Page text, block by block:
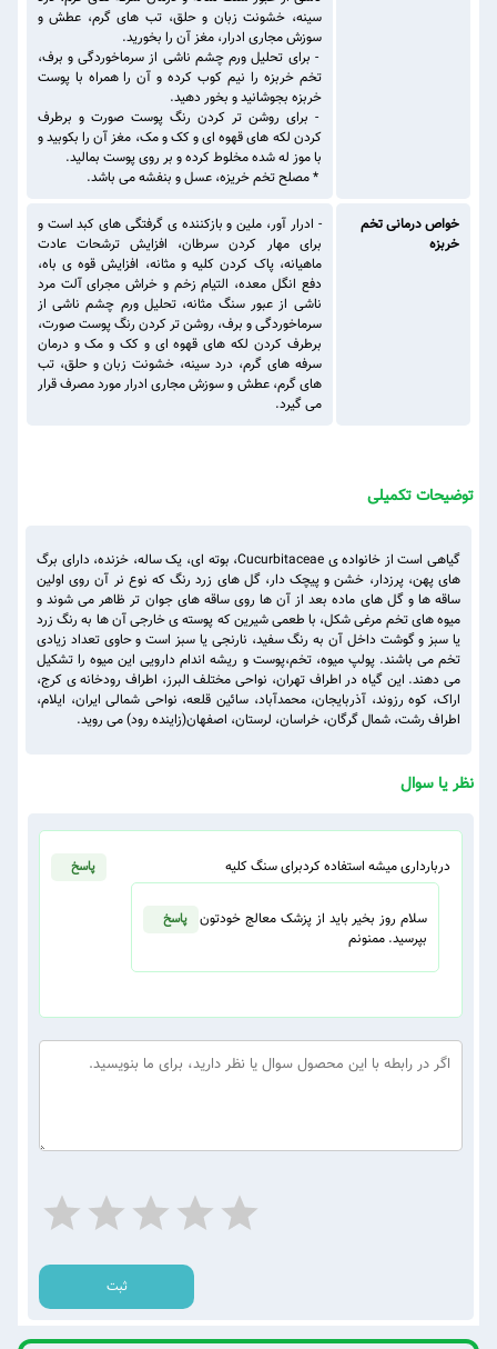
سینه، خشونت زبان و حلق، تب های گرم، عطش و
سوزش مجاری ادرار، مغز آن را بخورید.
- برای تحلیل ورم چشم ناشی از سرماخوردگی و برف،
تخم خربزه را نیم کوب کرده و آن را همراه با پوست
خربزه بجوشانید و بخور دهید.
- برای روشن تر کردن رنگ پوست صورت و برطرف
کردن لکه های قهوه ای و کک و مک، مغز آن را بکوبید و
با موز له شده مخلوط کرده و بر روی پوست بمالید.
* مصلح تخم خریزه، عسل و بنفشه می باشد.
خواص درمانی تخم
خربزه
- ادرار آور، ملین و بازکننده ی گرفتگی های کبد است و
برای مهار کردن سرطان، افزایش ترشحات عادت
ماهیانه، پاک کردن کلیه و مثانه، افزایش قوه ی باه،
دفع انگل معده، التیام زخم و خراش مجرای آلت مرد
ناشی از عبور سنگ مثانه، تحلیل ورم چشم ناشی از
سرماخوردگی و برف، روشن تر کردن رنگ پوست صورت،
برطرف کردن لکه های قهوه ای و کک و مک و درمان
سرفه های گرم، درد سینه، خشونت زبان و حلق، تب
های گرم، عطش و سوزش مجاری ادرار مورد مصرف قرار
می گیرد.
توضیحات تکمیلی
گیاهی است از خانواده ی Cucurbitaceae، بوته ای، یک ساله، خزنده، دارای برگ
های پهن، پرزدار، خشن و پیچک دار، گل های زرد رنگ که نوع نر آن روی اولین
ساقه ها و گل های ماده بعد از آن ها روی ساقه های جوان تر ظاهر می شوند و
میوه های تخم مرغی شکل، با طعمی شیرین که پوسته ی خارجی آن ها به رنگ زرد
یا سبز و گوشت داخل آن به رنگ سفید، نارنجی یا سبز است و حاوی تعداد زیادی
تخم می باشند. پولپ میوه، تخم،پوست و ریشه اندام دارویی این میوه را تشکیل
می دهند. این گیاه در اطراف تهران، نواحی مختلف البرز، اطراف رودخانه ی کرج،
اراک، کوه رزوند، آذربایجان، محمدآباد، سائین قلعه، نواحی شمالی ایران، ایلام،
اطراف رشت، شمال گرگان، خراسان، لرستان، اصفهان(زاینده رود) می روید.
نظر یا سوال
دربارداری میشه استفاده کردبرای سنگ کلیه
سلام روز بخیر باید از پزشک معالج خودتون
بپرسید. ممنونم
پاسخ
پاسخ
ثبت